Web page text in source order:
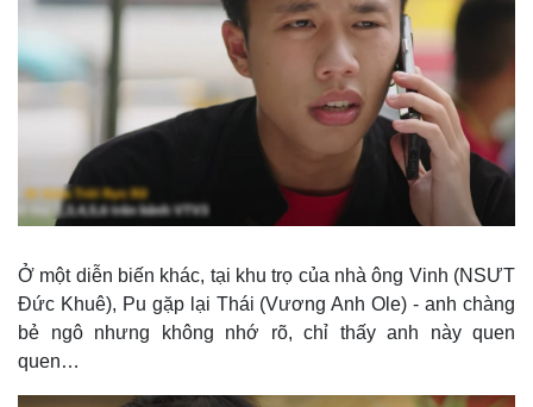
Thế giới
Quan sát
Cuộc sống đó đây
Multimedia
Video
Ảnh
Infographic
Ở một diễn biến khác, tại khu trọ của nhà ông Vinh (NSƯT
Đức Khuê), Pu gặp lại Thái (Vương Anh Ole) - anh chàng
bẻ ngô nhưng không nhớ rõ, chỉ thấy anh này quen
quen…